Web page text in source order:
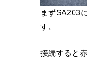
まずSA203に
す。
接続すると